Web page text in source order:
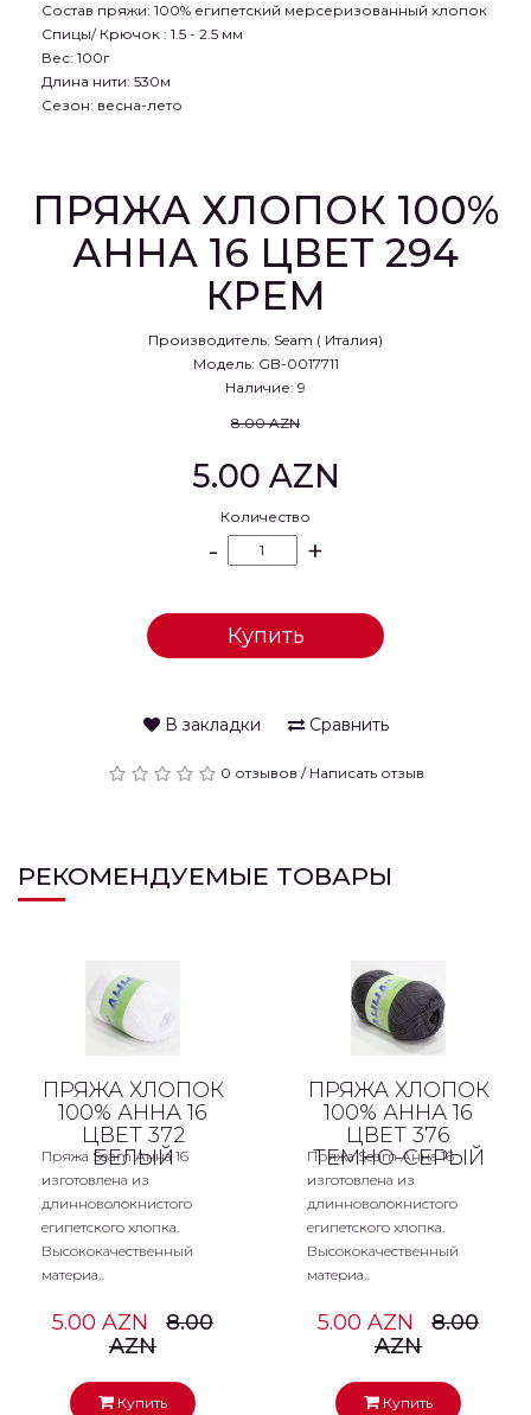
Состав пряжи: 100% египетский мерсеризованный хлопок
Спицы/ Крючок : 1.5 - 2.5 мм
Вес: 100г
Длина нити: 530м
Сезон: весна-лето
ПРЯЖА ХЛОПОК 100%
АННА 16 ЦВЕТ 294
КРЕМ
Производитель: Seam ( Италия)
Модель: GB-0017711
Наличие: 9
8.00 AZN
5.00 AZN
Количество
- +
Купить
В закладки Сравнить
0 отзывов / Написать отзыв
РЕКОМЕНДУЕМЫЕ ТОВАРЫ
ПРЯЖА ХЛОПОК
100% АННА 16
ЦВЕТ 372
БЕЛЫЙ
Пряжа Seam Анна 16
изготовлена из
длинноволокнистого
египетского хлопка.
Высококачественный
материа..
5.00 AZN
8.00
AZN
Купить
ПРЯЖА ХЛОПОК
100% АННА 16
ЦВЕТ 376
ТЕМНО-СЕРЫЙ
Пряжа Seam Анна 16
изготовлена из
длинноволокнистого
египетского хлопка.
Высококачественный
материа..
5.00 AZN
8.00
AZN
Купить